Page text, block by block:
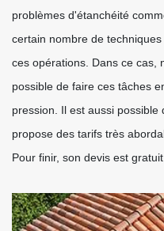
problèmes d'étanchéité
certain nombre de
ces opérations. Dans ce cas,
possible de faire ces tâches
pression. Il est aussi
propose des tarifs très
Pour finir, son devis est